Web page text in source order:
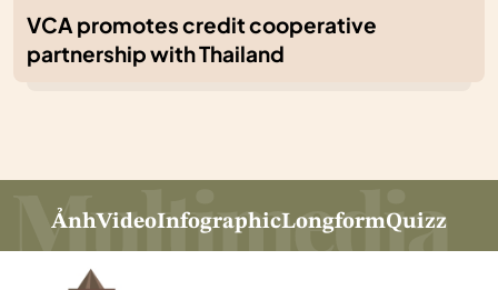
VCA promotes credit cooperative
partnership with Thailand
ẢnhVideoInfographicLongformQuizz